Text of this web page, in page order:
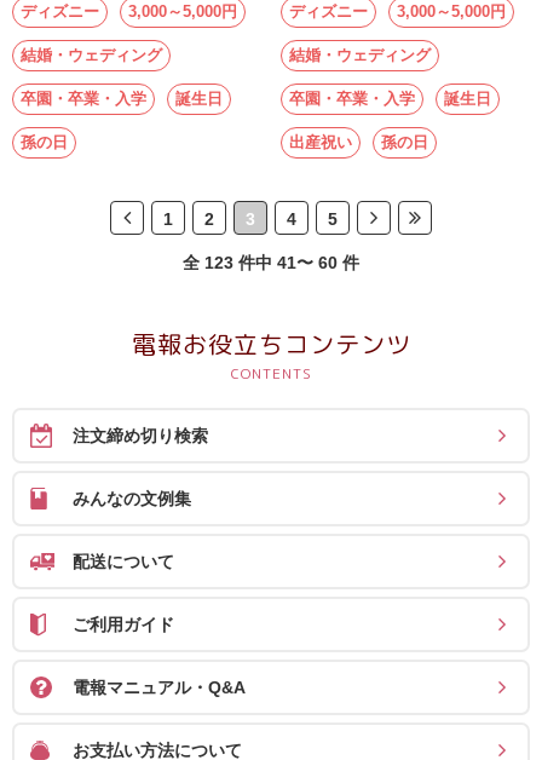
ディズニー 3,000～5,000円
結婚・ウェディング
卒園・卒業・入学 誕生日
孫の日
ディズニー 3,000～5,000円
結婚・ウェディング
卒園・卒業・入学 誕生日
出産祝い 孫の日
1 2 3 4 5
全 123 件中 41〜 60 件
電報お役立ちコンテンツ
注文締め切り検索
みんなの文例集
配送について
ご利用ガイド
電報マニュアル・Q&A
お支払い方法について